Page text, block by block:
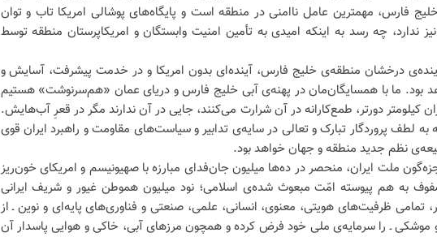
فارس، مهمترین عامل ناامنی در منطقه است و پایگاه‌های پوشالی امریکا تاب و توان
ندارد، چه‌ رسد به اینکه امیدی به تأمین امنیت وابستگان و امریکاپرستان منطقه توسط
درخشان منطقه‌ی خلیج فارس، آینده‌ای بدون امریکا و در خدمت پیشرفت، آسایش و
بود. ما با همسایگان‌مان در پهنه‌ی آبی خلیج فارس و دریای عمان «هم‌سرنوشت» هستیم
کیلومتر دورتر، طمع‌کارانه در آن شرارت می‌کنند، جایی در آن ندارند مگر در قعرِ آب‌هایش.
به لطف پروردگار تبارک و تعالی در سایه‌ی تدابیر و سیاست‌های مقاومت و راهبرد ایران قوی
نظم جدید منطقه و جهان خواهد بود.
ملت ایران، منحصر در ده‌ها میلیون جان‌فدای مبارزه با صهیونیسم و امریکای خون‌ریز
به هم پیوسته امّت مبعوث شده‌ی اسلامی؛ نود میلیون هموطن غیور و شریف ایرانی
تمامی ظرفیت‌های هویتی، معنوی، انسانی، علمی، صنعتی و فناوری‌های پایه‌ای و نوین ـ از
و موشکی ـ را سرمایه‌ی ‌ملی خود فرض کرده و همچون مرزهای آبی، خاکی و هوایی پاسدار آن